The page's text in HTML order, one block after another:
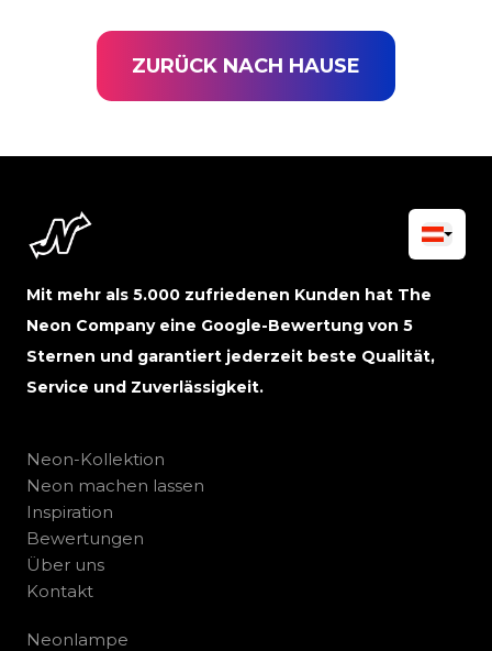
ZURÜCK NACH HAUSE
Mit mehr als 5.000 zufriedenen Kunden hat The
Neon Company eine Google-Bewertung von 5
Sternen und garantiert jederzeit beste Qualität,
Service und Zuverlässigkeit.
Neon-Kollektion
Neon machen lassen
Inspiration
Bewertungen
Über uns
Kontakt
Neonlampe